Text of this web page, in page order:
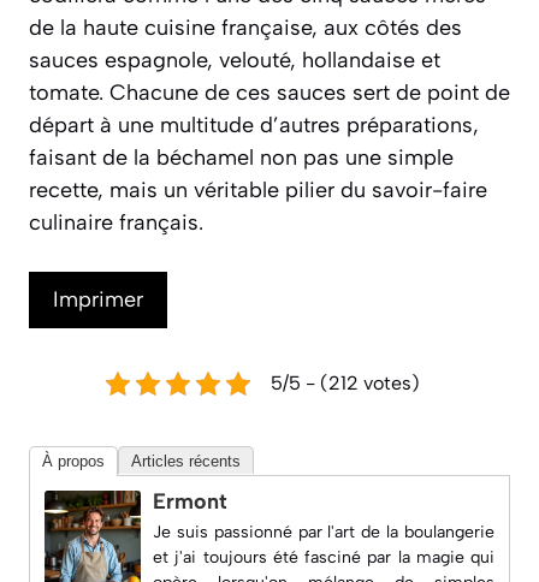
de la haute cuisine française, aux côtés des
sauces espagnole, velouté, hollandaise et
tomate. Chacune de ces sauces sert de point de
départ à une multitude d’autres préparations,
faisant de la béchamel non pas une simple
recette, mais un véritable pilier du savoir-faire
culinaire français.
Imprimer
5/5 - (212 votes)
À propos Articles récents
Ermont
Je suis passionné par l'art de la boulangerie
et j'ai toujours été fasciné par la magie qui